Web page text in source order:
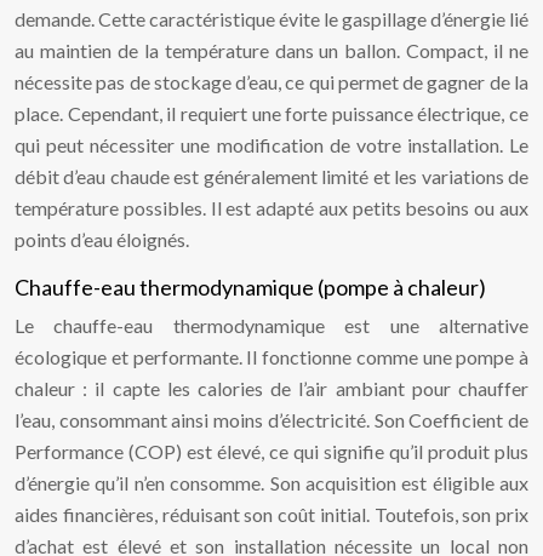
demande. Cette caractéristique évite le gaspillage d’énergie lié
au maintien de la température dans un ballon. Compact, il ne
nécessite pas de stockage d’eau, ce qui permet de gagner de la
place. Cependant, il requiert une forte puissance électrique, ce
qui peut nécessiter une modification de votre installation. Le
débit d’eau chaude est généralement limité et les variations de
température possibles. Il est adapté aux petits besoins ou aux
points d’eau éloignés.
Chauffe-eau thermodynamique (pompe à chaleur)
Le chauffe-eau thermodynamique est une alternative
écologique et performante. Il fonctionne comme une pompe à
chaleur : il capte les calories de l’air ambiant pour chauffer
l’eau, consommant ainsi moins d’électricité. Son Coefficient de
Performance (COP) est élevé, ce qui signifie qu’il produit plus
d’énergie qu’il n’en consomme. Son acquisition est éligible aux
aides financières, réduisant son coût initial. Toutefois, son prix
d’achat est élevé et son installation nécessite un local non